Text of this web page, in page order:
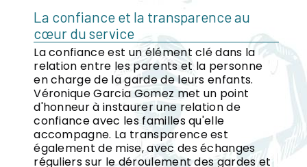
La confiance et la transparence au
cœur du service
La confiance est un élément clé dans la
relation entre les parents et la personne
en charge de la garde de leurs enfants.
Véronique Garcia Gomez met un point
d'honneur à instaurer une relation de
confiance avec les familles qu'elle
accompagne. La transparence est
également de mise, avec des échanges
réguliers sur le déroulement des gardes et